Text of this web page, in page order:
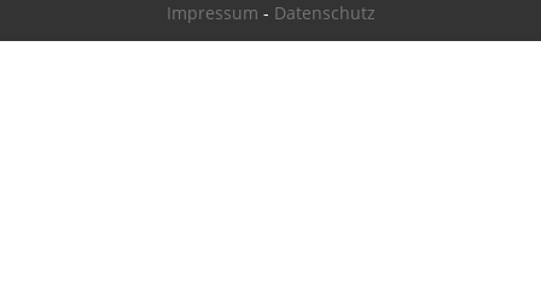
Impressum - Datenschutz